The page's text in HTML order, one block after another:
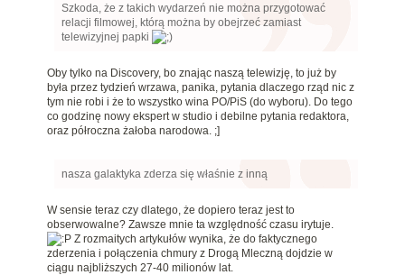
Szkoda, że z takich wydarzeń nie można przygotować
relacji filmowej, którą można by obejrzeć zamiast
telewizyjnej papki
Oby tylko na Discovery, bo znając naszą telewizję, to już by
była przez tydzień wrzawa, panika, pytania dlaczego rząd nic z
tym nie robi i że to wszystko wina PO/PiS (do wyboru). Do tego
co godzinę nowy ekspert w studio i debilne pytania redaktora,
oraz półroczna żałoba narodowa. ;]
nasza galaktyka zderza się właśnie z inną
W sensie teraz czy dlatego, że dopiero teraz jest to
obserwowalne? Zawsze mnie ta względność czasu irytuje.
Z rozmaitych artykułów wynika, że do faktycznego
zderzenia i połączenia chmury z Drogą Mleczną dojdzie w
ciągu najbliższych 27-40 milionów lat.